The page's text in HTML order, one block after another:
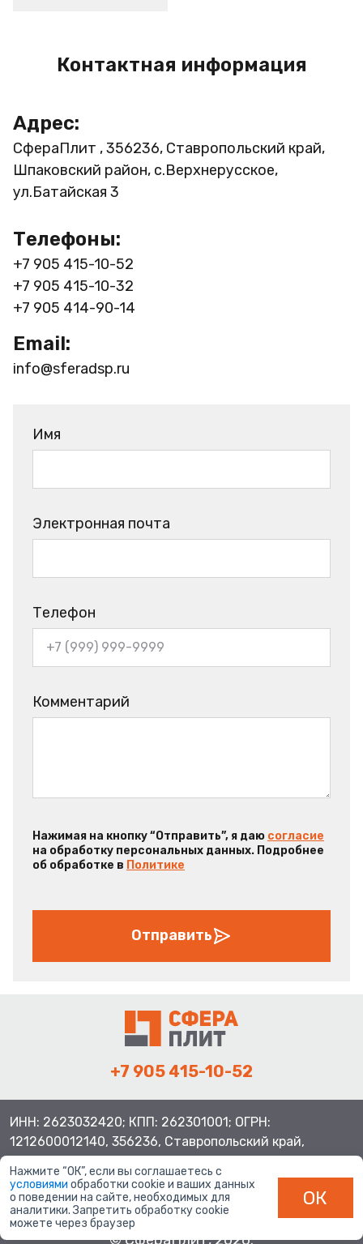
Контактная информация
Адрес:
СфераПлит , 356236, Ставропольский край,
Шпаковский район, с.Верхнерусское,
ул.Батайская 3
Телефоны:
+7 905 415-10-52
+7 905 415-10-32
+7 905 414-90-14
Email:
info@sferadsp.ru
Имя
Электронная почта
Телефон
Комментарий
Нажимая на кнопку “Отправить”, я даю согласие
на обработку персональных данных. Подробнее
об обработке в Политике
Отправить
+7 905 415-10-52
ИНН: 2623032420; КПП: 262301001; ОГРН:
1212600012140, 356236, Ставропольский край,
© СфераПлит, 2026.
Нажмите “ОК”, если вы соглашаетесь с
условиями обработки cookie и ваших данных
о поведении на сайте, необходимых для
аналитики. Запретить обработку cookie
можете через браузер
ОК